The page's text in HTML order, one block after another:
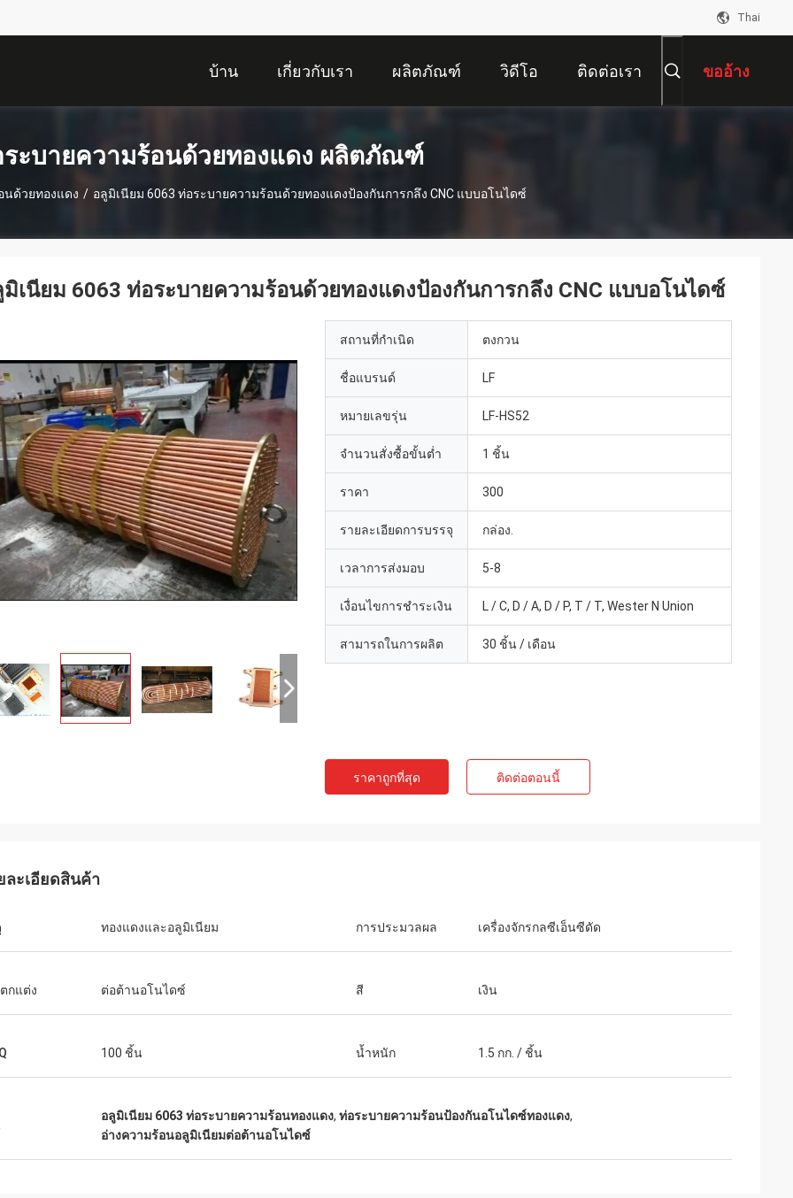
Thai
บ้าน เกี่ยวกับเรา ผลิตภัณฑ์ วิดีโอ ติดต่อเรา ขออ้าง
ะบายความร้อนด้วยทองแดง ผลิตภัณฑ์
นด้วยทองแดง / อลูมิเนียม 6063 ท่อระบายความร้อนด้วยทองแดงป้องกันการกลึง CNC แบบอโนไดซ์
products and service provided by
That's true we enjoy doing business with
you.
LiFong is one of our desired vendors in
China
เนียม 6063 ท่อระบายความร้อนด้วยทองแดงป้องกันการกลึง CNC แบบอโนไดซ์
สถานที่กำเนิด ตงกวน
ชื่อแบรนด์ LF
หมายเลขรุ่น LF-HS52
จำนวนสั่งซื้อขั้นต่ำ 1 ชิ้น
ราคา 300
รายละเอียดการบรรจุ กล่อง.
เวลาการส่งมอบ 5-8
เงื่อนไขการชำระเงิน L / C, D / A, D / P, T / T, Wester N Union
สามารถในการผลิต 30 ชิ้น / เดือน
ราคาถูกที่สุด ติดต่อตอนนี้
ละเอียดสินค้า
ทองแดงและอลูมิเนียม การประมวลผล เครื่องจักรกลซีเอ็นซีดัด
กแต่ง ต่อต้านอโนไดซ์ สี เงิน
100 ชิ้น น้ำหนัก 1.5 กก. / ชิ้น
อลูมิเนียม 6063 ท่อระบายความร้อนทองแดง, ท่อระบายความร้อนป้องกันอโนไดซ์ทองแดง,
อ่างความร้อนอลูมิเนียมต่อต้านอโนไดซ์